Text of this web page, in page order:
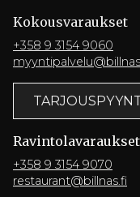
Kokousvaraukset
+358 9 3154 9060
Ravintola­varaukset
+358 9 3154 9070
restaurant@billnas.fi